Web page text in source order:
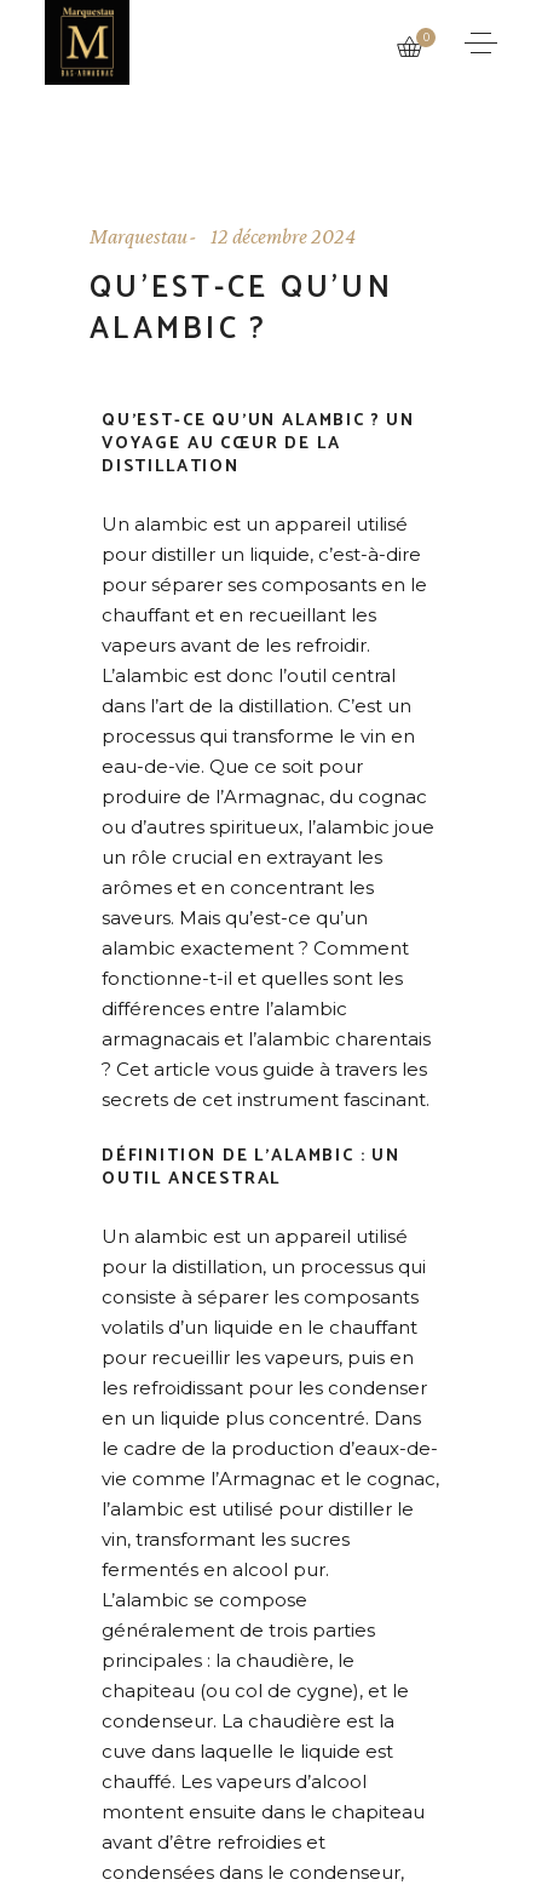
0
Marquestau 12 décembre 2024
QU’EST-CE QU’UN
ALAMBIC ?
QU’EST-CE QU’UN ALAMBIC ? UN
VOYAGE AU CŒUR DE LA
DISTILLATION
Un alambic est un appareil utilisé
pour distiller un liquide, c’est-à-dire
pour séparer ses composants en le
chauffant et en recueillant les
vapeurs avant de les refroidir.
L’alambic est donc l’outil central
dans l’art de la distillation. C’est un
processus qui transforme le vin en
eau-de-vie. Que ce soit pour
produire de l’Armagnac, du cognac
ou d’autres spiritueux, l’alambic joue
un rôle crucial en extrayant les
arômes et en concentrant les
saveurs. Mais qu’est-ce qu’un
alambic exactement ? Comment
fonctionne-t-il et quelles sont les
différences entre l’alambic
armagnacais et l’alambic charentais
? Cet article vous guide à travers les
secrets de cet instrument fascinant.
DÉFINITION DE L’ALAMBIC : UN
OUTIL ANCESTRAL
Un alambic est un appareil utilisé
pour la distillation, un processus qui
consiste à séparer les composants
volatils d’un liquide en le chauffant
pour recueillir les vapeurs, puis en
les refroidissant pour les condenser
en un liquide plus concentré. Dans
le cadre de la production d’eaux-de-
vie comme l’Armagnac et le cognac,
l’alambic est utilisé pour distiller le
vin, transformant les sucres
fermentés en alcool pur.
L’alambic se compose
généralement de trois parties
principales : la chaudière, le
chapiteau (ou col de cygne), et le
condenseur. La chaudière est la
cuve dans laquelle le liquide est
chauffé. Les vapeurs d’alcool
montent ensuite dans le chapiteau
avant d’être refroidies et
condensées dans le condenseur,